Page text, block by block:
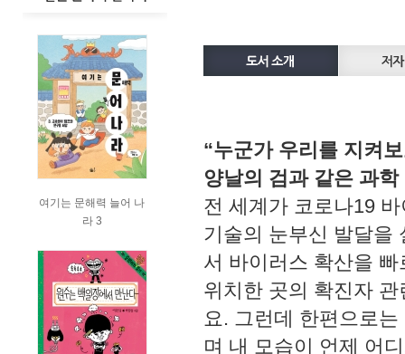
여기는 문해력 늘어 나
라 3
“누군가 우리를 지켜
양날의 검과 같은 과학
전 세계가 코로나19
기술의 눈부신 발달을
서 바이러스 확산을
위치한 곳의 확진자
요. 그런데 한편으로
며 내 모습이 언제 어